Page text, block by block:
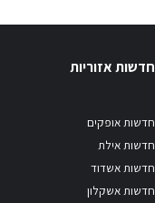
חדשות אזוריות
חדשות אופקים
חדשות אילת
חדשות אשדוד
חדשות אשקלון